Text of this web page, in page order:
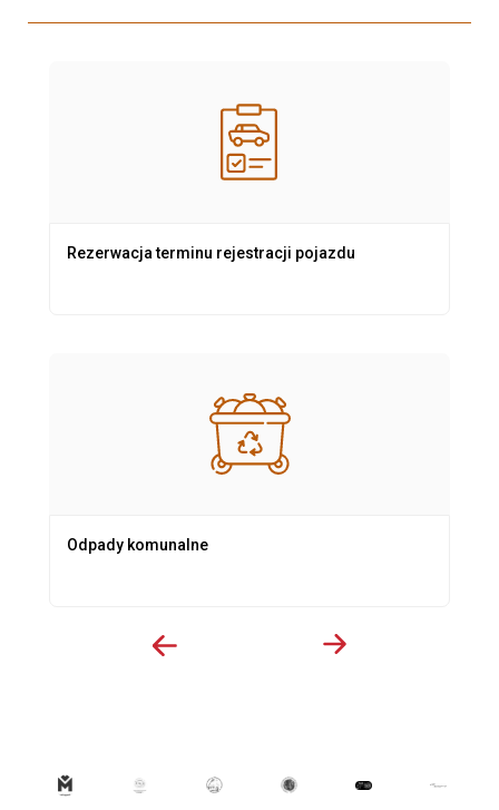
Rezerwacja terminu rejestracji pojazdu
Odpady komunalne